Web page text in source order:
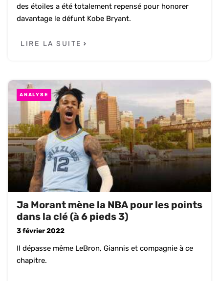
des étoiles a été totalement repensé pour honorer
davantage le défunt Kobe Bryant.
LIRE LA SUITE
ANALYSE
Ja Morant mène la NBA pour les points
dans la clé (à 6 pieds 3)
3 février 2022
Il dépasse même LeBron, Giannis et compagnie à ce
chapitre.